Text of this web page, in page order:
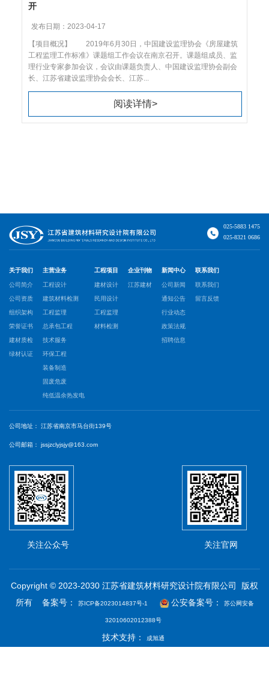
开
发布日期：2023-04-17
【项目概况】 2019年6月30日，中国建设监理协会《房屋建筑
工程监理工作标准》课题组工作会议在南京召开。课题组成员、监
理行业专家参加会议，会议由课题负责人、中国建设监理协会副会
长、江苏省建设监理协会会长、江苏...
阅读详情>
025-5883 1475
025-8321 0686
关于我们
公司简介
公司资质
组织架构
荣誉证书
建材质检
绿材认证
主营业务
工程设计
建筑材料检测
工程监理
总承包工程
技术服务
环保工程
装备制造
固废危废
纯低温余热发电
工程项目
建材设计
民用设计
工程监理
材料检测
企业刊物
江苏建材
新闻中心
公司新闻
通知公告
行业动态
政策法规
招聘信息
联系我们
联系我们
留言反馈
公司地址： 江苏省南京市马台街139号
公司邮箱： jssjzclyjsjy@163.com
关注公众号 关注官网
Copyright © 2023-2030 江苏省建筑材料研究设计院有限公司 版权
所有 备案号：
苏ICP备2023014837号-1 公安备案号： 苏公网安备
32010602012388号
技术支持： 成旭通